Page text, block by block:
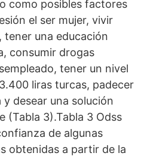
como posibles factores
el ser mujer, vivir
tener una educación
consumir drogas
tener un nivel
liras turcas, padecer
desear una solución
(Tabla 3).Tabla 3 Odss
de algunas
obtenidas a partir de la